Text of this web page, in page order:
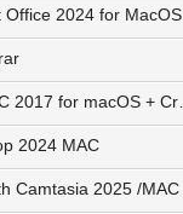
Office 2024 for MacOS
2024 MAC